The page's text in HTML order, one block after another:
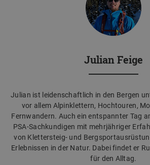
Julian Feige
Julian ist leidenschaftlich in den Bergen
vor allem Alpinklettern, Hochtouren,
Fernwandern. Auch ein entspannter Tag
PSA-Sachkundigen mit mehrjähriger
von Klettersteig- und
Erlebnissen in der Natur. Dabei findet er
für den Alltag.